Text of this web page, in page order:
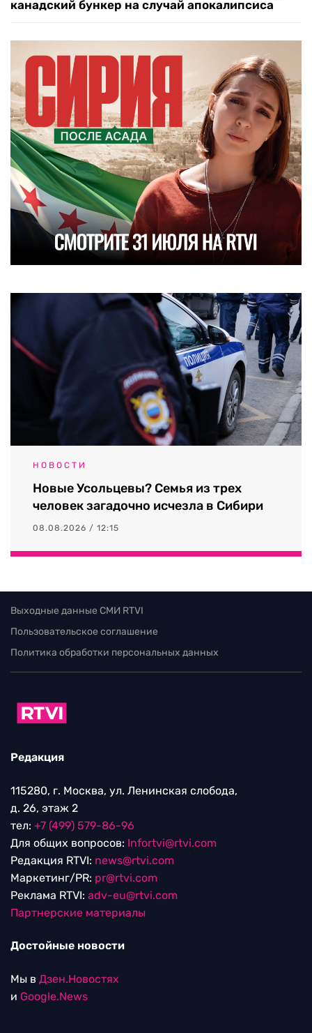
канадский бункер на случай апокалипсиса
НОВОСТИ
Новые Усольцевы? Семья из трех
человек загадочно исчезла в Сибири
08.08.2026 / 12:15
Выходные данные СМИ RTVI
Пользовательское соглашение
Политика обработки персональных данных
Редакция
115280, г. Москва, ул. Ленинская слобода,
д. 26, этаж 2
тел: +7 (499) 579-86-96
Для общих вопросов: Infortvi@rtvi.com
Редакция RTVI: news@rtvi.com
Маркетинг/PR: pr@rtvi.com
Реклама RTVI: adv-eu@rtvi.com
Партнерские материалы
Достойные новости
Мы в Дзен.Новостях
и Google.News